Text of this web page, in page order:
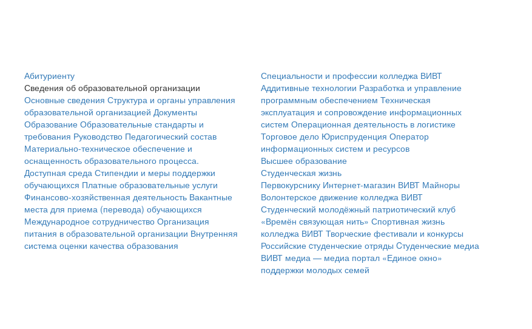
Абитуриенту
Сведения об образовательной организации
Основные сведения Структура и органы управления
образовательной организацией Документы
Образование Образовательные стандарты и
требования Руководство Педагогический состав
Материально-техническое обеспечение и
оснащенность образовательного процесса.
Доступная среда Стипендии и меры поддержки
обучающихся Платные образовательные услуги
Финансово-хозяйственная деятельность Вакантные
места для приема (перевода) обучающихся
Международное сотрудничество Организация
питания в образовательной организации Внутренняя
система оценки качества образования
Специальности и профессии колледжа ВИВТ
Аддитивные технологии Разработка и управление
программным обеспечением Техническая
эксплуатация и сопровождение информационных
систем Операционная деятельность в логистике
Торговое дело Юриспруденция Оператор
информационных систем и ресурсов
Высшее образование
Студенческая жизнь
Первокурснику Интернет-магазин ВИВТ Майноры
Волонтерское движение колледжа ВИВТ
Студенческий молодёжный патриотический клуб
«Времён связующая нить» Спортивная жизнь
колледжа ВИВТ Творческие фестивали и конкурсы
Российские cтуденческие отряды Cтуденческие медиа
ВИВТ медиа — медиа портал «Единое окно»
поддержки молодых семей